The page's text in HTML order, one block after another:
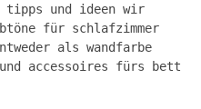
tipps und ideen wir
für schlafzimmer
als wandfarbe
accessoires fürs bett